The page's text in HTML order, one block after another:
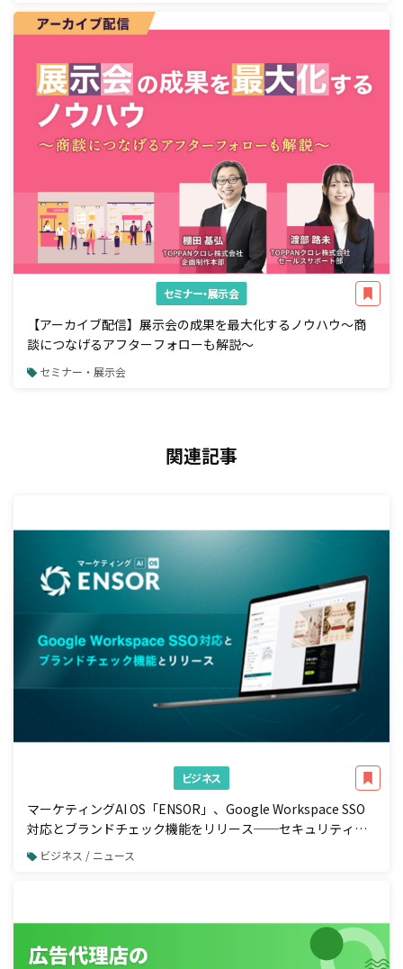
セミナー・展示会
【アーカイブ配信】展示会の成果を最大化するノウハウ～商
談につなげるアフターフォローも解説～
セミナー・展示会
関連記事
ビジネス
マーケティングAI OS「ENSOR」、Google Workspace SSO
対応とブランドチェック機能をリリース──セキュリティ強
化と広告配信前の自動コンプラ検知を一体で実現
ビジネス / ニュース